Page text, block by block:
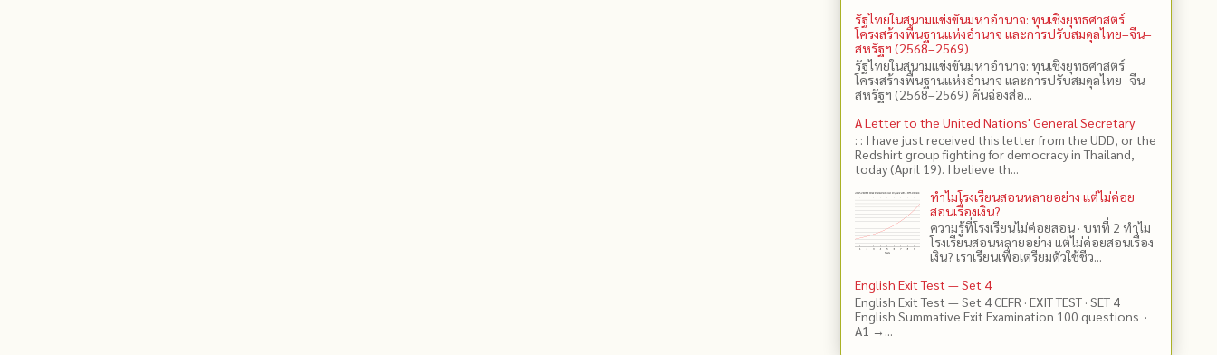
รัฐไทยในสนามแข่งขันมหาอำนาจ: ทุนเชิงยุทธศาสตร์
โครงสร้างพื้นฐานแห่งอำนาจ และการปรับสมดุลไทย–จีน–
สหรัฐฯ (2568–2569)
รัฐไทยในสนามแข่งขันมหาอำนาจ: ทุนเชิงยุทธศาสตร์
โครงสร้างพื้นฐานแห่งอำนาจ และการปรับสมดุลไทย–จีน–
สหรัฐฯ (2568–2569) คันฉ่องส่อ...
A Letter to the United Nations' General Secretary
: : I have just received this letter from the UDD, or the
Redshirt group fighting for democracy in Thailand,
today (April 19). I believe th...
ทำไมโรงเรียนสอนหลายอย่าง แต่ไม่ค่อย
สอนเรื่องเงิน?
ความรู้ที่โรงเรียนไม่ค่อยสอน · บทที่ 2 ทำไม
โรงเรียนสอนหลายอย่าง แต่ไม่ค่อยสอนเรื่อง
เงิน? เราเรียนเพื่อเตรียมตัวใช้ชีว...
English Exit Test — Set 4
English Exit Test — Set 4 CEFR · EXIT TEST · SET 4
English Summative Exit Examination 100 questions ·
A1 →...